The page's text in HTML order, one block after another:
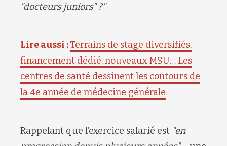
"docteurs juniors" ?"
Lire aussi :Terrains de stage diversifiés,
financement dédié, nouveaux MSU… Les
centres de santé dessinent les contours de
la 4e année de médecine générale
Rappelant que l’exercice salarié est "en